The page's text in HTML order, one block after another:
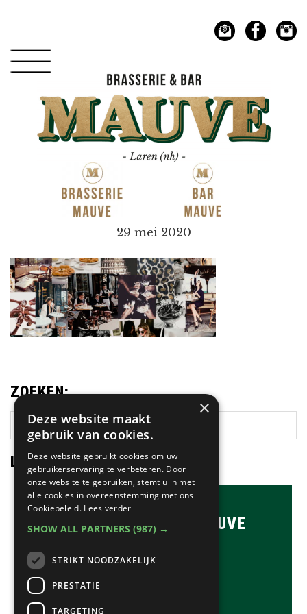
hoofdnavigatie
hoofd
inhoud
Mauve
29 mei 2020
ZOEKEN:
Zoek
op
deze
website
LAATSTE NIEUWS:
BRASSERIE & BAR MAUVE
CONTACTGEGEVENS //
×
Deze website maakt
gebruik van cookies.
Deze website gebruikt cookies om uw
gebruikerservaring te verbeteren. Door
onze website te gebruiken, stemt u in met
alle cookies in overeenstemming met ons
Cookiebeleid. Lees verder
SHOW ALL PARTNERS (987) →
STRIKT NOODZAKELIJK
PRESTATIE
TARGETING